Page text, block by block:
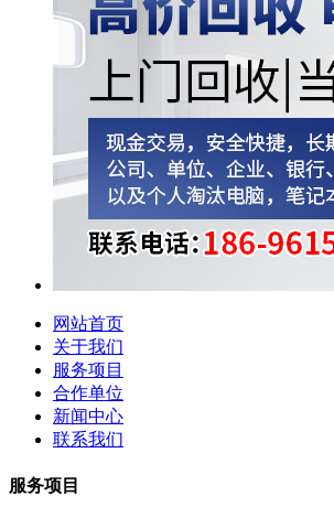
网站首页
关于我们
服务项目
合作单位
新闻中心
联系我们
服务项目